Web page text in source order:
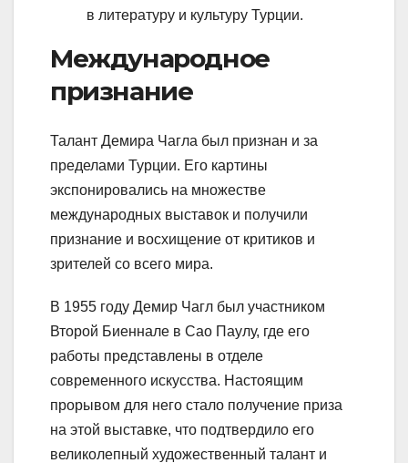
в литературу и культуру Турции.
Международное
признание
Талант Демира Чагла был признан и за
пределами Турции. Его картины
экспонировались на множестве
международных выставок и получили
признание и восхищение от критиков и
зрителей со всего мира.
В 1955 году Демир Чагл был участником
Второй Биеннале в Сао Паулу, где его
работы представлены в отделе
современного искусства. Настоящим
прорывом для него стало получение приза
на этой выставке, что подтвердило его
великолепный художественный талант и